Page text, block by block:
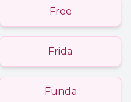
Free
Frida
Funda